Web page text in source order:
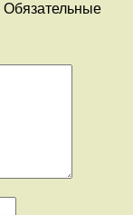
Обязательные